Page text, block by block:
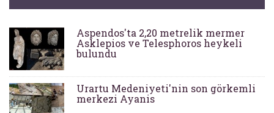
Aspendos'ta 2,20 metrelik mermer
Asklepios ve Telesphoros heykeli
bulundu
Urartu Medeniyeti'nin son görkemli
merkezi Ayanis